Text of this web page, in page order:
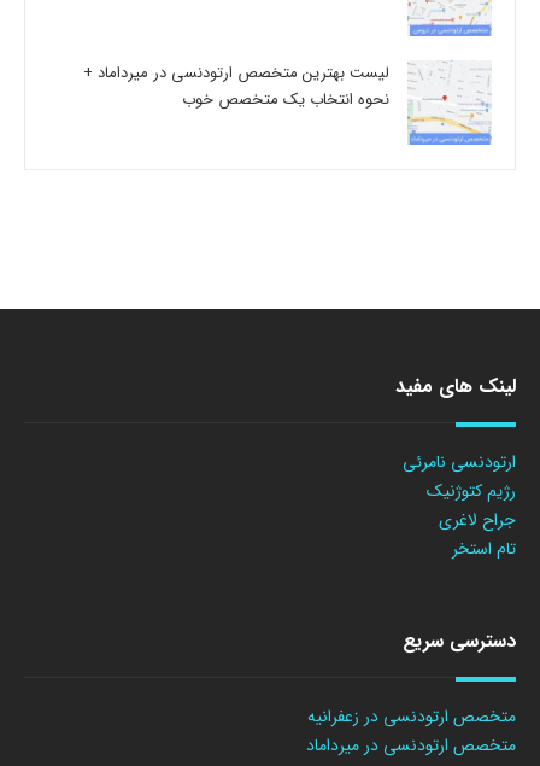
لیست بهترین متخصص ارتودنسی در میرداماد +
نحوه انتخاب یک متخصص خوب
لینک های مفید
ارتودنسی نامرئی
رژیم کتوژنیک
جراح لاغری
تام استخر
دسترسی سریع
متخصص ارتودنسی در زعفرانیه
متخصص ارتودنسی در میرداماد